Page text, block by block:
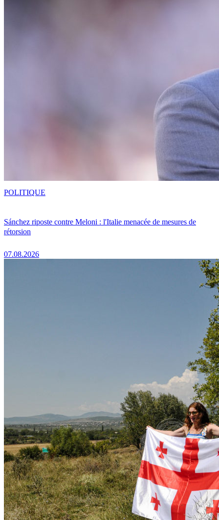
Sánchez riposte contre Meloni : l'Italie menacée de mesures de
rétorsion
07.08.2026
POLITIQUE